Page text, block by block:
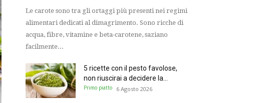
Le carote sono tra gli ortaggi più presenti nei regimi
alimentari dedicati al dimagrimento. Sono ricche di
acqua, fibre, vitamine e beta-carotene, saziano
facilmente...
5 ricette con il pesto favolose,
non riuscirai a decidere la...
Primo piatto 6 Agosto 2026